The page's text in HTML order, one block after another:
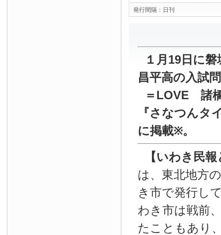
発行間隔： 日刊
１月19日に
昌平高の入試
＝LOVE 諸
『さなつんタ
に掲載※。
【いわき民
は、東北地方
き市で発行し
わき市は戦前
たこともあり